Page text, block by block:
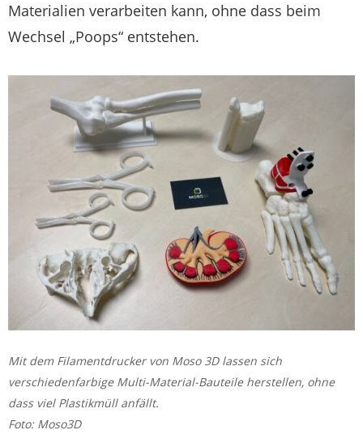
Materialien verarbeiten kann, ohne dass beim
Wechsel „Poops“ entstehen.
Mit dem Filamentdrucker von Moso 3D lassen sich
verschiedenfarbige Multi-Material-Bauteile herstellen, ohne
dass viel Plastikmüll anfällt.
Foto: Moso3D